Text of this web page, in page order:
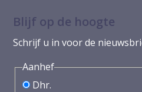
Blijf op de hoogte
Schrijf u in voor de
Aanhef
Dhr.